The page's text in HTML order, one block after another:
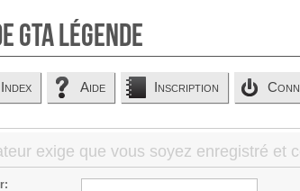
GTA Légende
Index Aide Inscription
exige que vous soyez enregistré et